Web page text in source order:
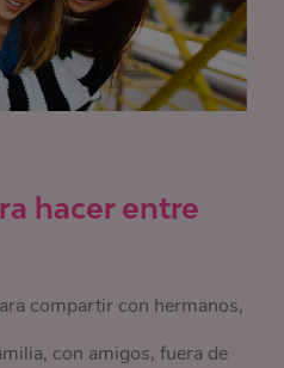
hacer entre
compartir con hermanos,
con amigos, fuera de